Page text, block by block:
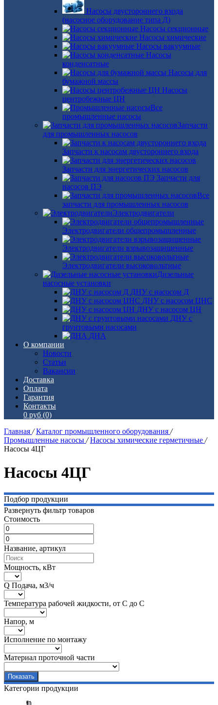
Насосы двустороннего входа
(насосное оборудование типа Д)
Насосы секционные
Насосы химические
Насосы вакуумные
Насосы
конденсатные
Насосы для
бумажной массы
Насосы
центробежные ЦН
Все
промышленные насосы
Запчасти
для промышленных насосов
Запчасти к насосам двустороннего входа
Запчасти для энергетических насосов
Запчасти для
насосов ПЭ
Все
запчасти для промышленных насосов
Электродвигатели
Электродвигатели общепромышленные
Электродвигатели взрывозащищенные
Электродвигатели высоковольтные
Дизельные
насосные установки
ДНУ с насосом Д
ДНУ с насосом ЦНС
ДНУ с насосом ЦН
ДНУ с
грунтовыми насосами
ДНА
О компании
Новости
Статьи
Вакансии
Доставка
Оплата
Гарантия
Контакты
0 руб (0)
Главная / Каталог промышленного оборудования /
Промышленные насосы / Насосы химические герметичные /
Насосы 4ЦГ
Насосы 4ЦГ
Подбор продукции
Развернуть фильтр товаров
Стоимость
Название, артикул
Мощность, кВт
Q Подача, м3/ч
Температура рабочей жидкости, от С до С
Напор, м
Исполнение по монтажу
Материал проточной части
Категории продукции